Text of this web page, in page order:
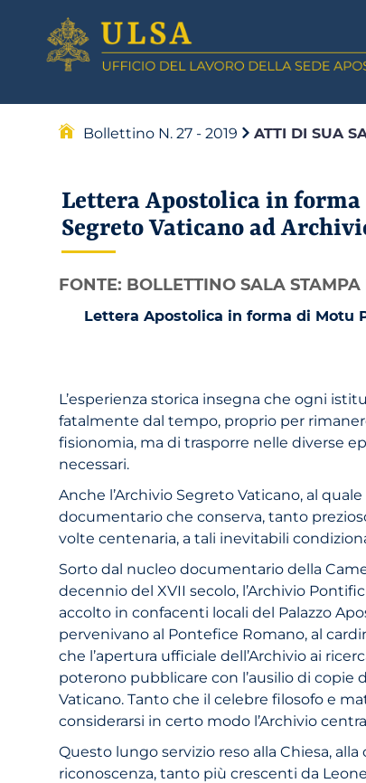
Bollettino N. 27 - 2019 ATTI DI SUA
Lettera Apostolica in
Segreto Vaticano ad
FONTE: BOLLETTINO SALA
Lettera Apostolica in forma di Motu
L’esperienza storica insegna che ogni
fatalmente dal tempo, proprio per
fisionomia, ma di trasporre nelle diverse
necessari.
Anche l’Archivio Segreto Vaticano, al
documentario che conserva, tanto
volte centenaria, a tali inevitabili
Sorto dal nucleo documentario della
decennio del XVII secolo, l’Archivio
accolto in confacenti locali del Palazzo
pervenivano al Pontefice Romano, al
che l’apertura ufficiale dell’Archivio ai
poterono pubblicare con l’ausilio di
Vaticano. Tanto che il celebre filosofo e
considerarsi in certo modo l’Archivio
Questo lungo servizio reso alla Chiesa,
riconoscenza, tanto più crescenti da